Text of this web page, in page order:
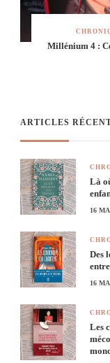
Millénium 4 :
ARTICLES
Là
16
Des
16
Les